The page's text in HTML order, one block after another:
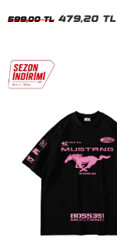
Tshirt
599,00 TL 479,20 TL